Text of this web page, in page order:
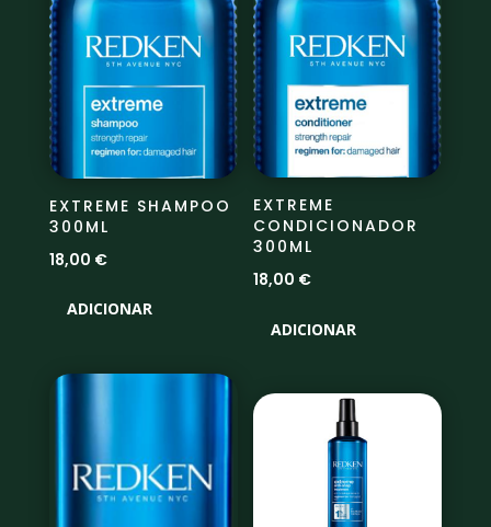
EXTREME SHAMPOO
300ML
18,00 €
ADICIONAR
EXTREME
CONDICIONADOR
300ML
18,00 €
ADICIONAR